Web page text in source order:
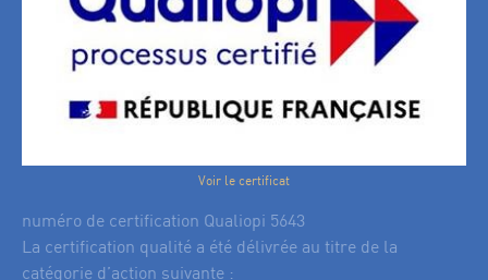
Voir le certificat
numéro de certification Qualiopi 5643
La certification qualité a été délivrée au titre de la
catégorie d’action suivante :